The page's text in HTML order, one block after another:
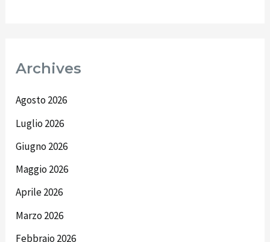
Archives
Agosto 2026
Luglio 2026
Giugno 2026
Maggio 2026
Aprile 2026
Marzo 2026
Febbraio 2026